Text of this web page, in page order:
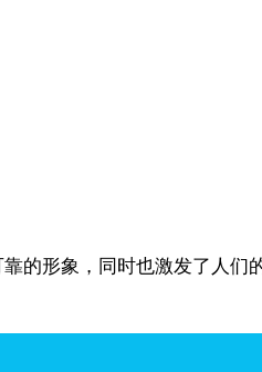
的形象，同时也激发了人们